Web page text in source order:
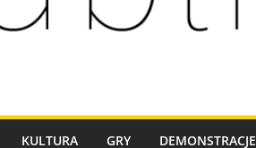
KULTURA GRY DEMONSTRACJE